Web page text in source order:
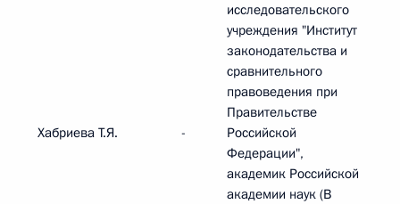
Хабриева Т.Я. -
исследовательского
учреждения "Институт
законодательства и
сравнительного
правоведения при
Правительстве
Российской
Федерации",
академик Российской
академии наук (В